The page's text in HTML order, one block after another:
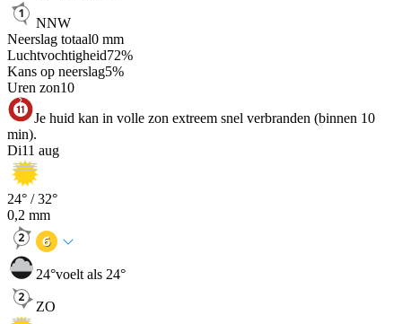
NNW
Neerslag totaal0 mm
Luchtvochtigheid72%
Kans op neerslag5%
Uren zon10
Je huid kan in volle zon extreem snel verbranden (binnen 10
min).
Di11 aug
24° /32°
0,2 mm
24°voelt als 24°
ZO